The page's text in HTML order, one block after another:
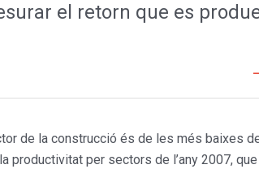
el retorn que es
de la construcció és de les més baixes
productivitat per sectors de l’any 2007,